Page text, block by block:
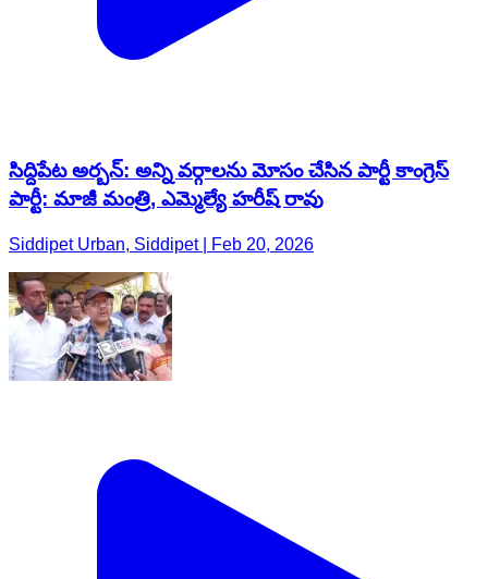
సిద్దిపేట అర్బన్: అన్ని వర్గాలను మోసం చేసిన పార్టీ కాంగ్రెస్
పార్టీ: మాజీ మంత్రి, ఎమ్మెల్యే హరీష్ రావు
Siddipet Urban, Siddipet | Feb 20, 2026